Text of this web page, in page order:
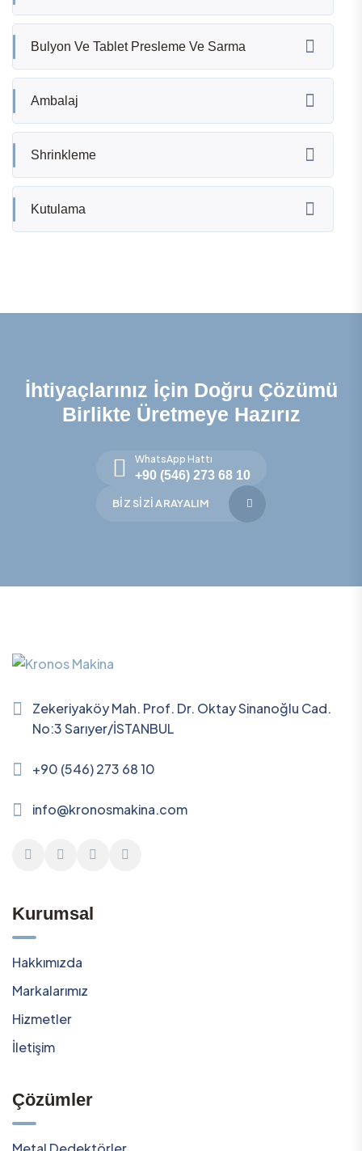
Bulyon Ve Tablet Presleme Ve Sarma
Ambalaj
Shrinkleme
Kutulama
İhtiyaçlarınız İçin Doğru Çözümü
Birlikte Üretmeye Hazırız
WhatsApp Hattı
+90 (546) 273 68 10
BIZ SIZI ARAYALIM
Zekeriyaköy Mah. Prof. Dr. Oktay Sinanoğlu Cad.
No:3 Sarıyer/İSTANBUL
+90 (546) 273 68 10
info@kronosmakina.com
Kurumsal
Hakkımızda
Markalarımız
Hizmetler
İletişim
Çözümler